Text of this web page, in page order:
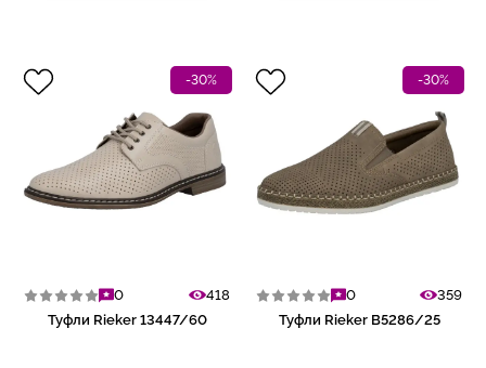
-30%
0
418
Туфли Rieker 13447/60
-30%
0
359
Туфли Rieker B5286/25